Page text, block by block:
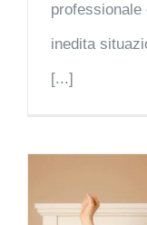
inedita
[...]